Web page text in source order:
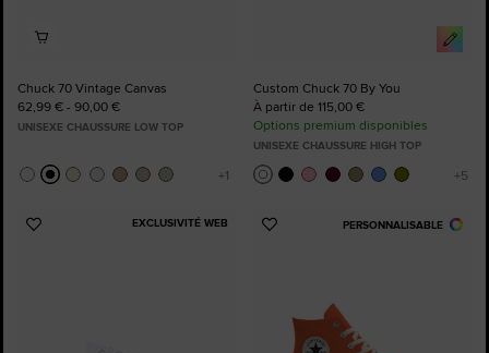
Chuck 70 Vintage Canvas
62,99 € - 90,00 €
UNISEXE CHAUSSURE LOW TOP
Custom Chuck 70 By You
À partir de 115,00 €
Options premium disponibles
UNISEXE CHAUSSURE HIGH TOP
EXCLUSIVITÉ WEB
Ajouter
PERSONNALISABLE
Ajouter